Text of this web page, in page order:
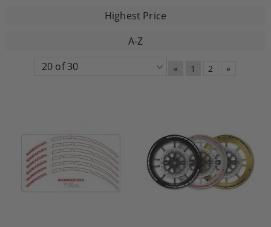
Highest Price
A-Z
« 1 2 »